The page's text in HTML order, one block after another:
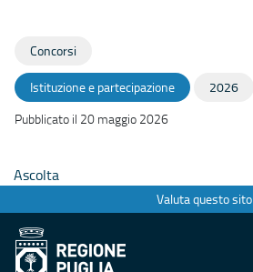
Concorsi
Istituzione e partecipazione
2026
Pubblicato il 20 maggio 2026
Ascolta
Valuta questo sito